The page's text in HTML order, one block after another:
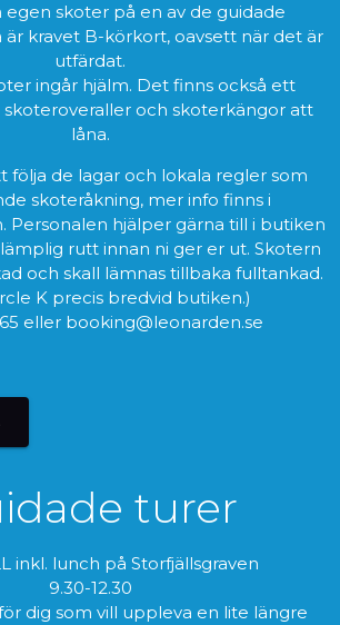
egen skoter på en av de guidade
kravet B-körkort, oavsett när det är
utfärdat.
ingår hjälm. Det finns också ett
skoteroveraller och skoterkängor att
låna.
följa de lagar och lokala regler som
skoteråkning, mer info finns i
Personalen hjälper gärna till i butiken
rutt innan ni ger er ut. Skotern
och skall lämnas tillbaka fulltankad.
K precis bredvid butiken.)
eller booking@leonarden.se
turer
inkl. lunch på Storfjällsgraven
9.30-12.30
dig som vill uppleva en lite längre